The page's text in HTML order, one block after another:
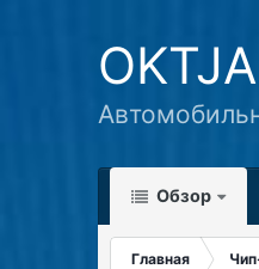
Обзор
Главная